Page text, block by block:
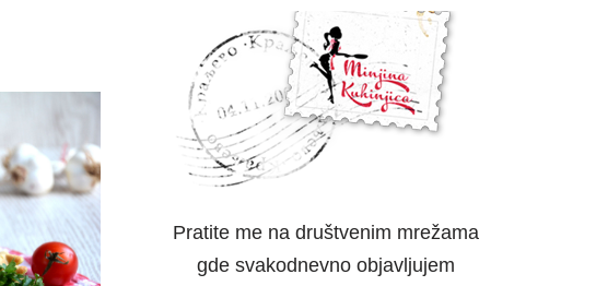
Pratite me na društvenim mrežama
gde svakodnevno objavljujem